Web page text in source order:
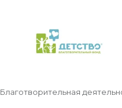
Благотворительная